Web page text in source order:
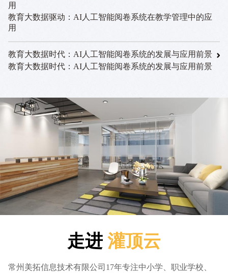
用
教育大数据驱动：AI人工智能阅卷系统在教学管理中的应
用
教育大数据时代：AI人工智能阅卷系统的发展与应用前景
教育大数据时代：AI人工智能阅卷系统的发展与应用前景
走进 灌顶云
常州美拓信息技术有限公司17年专注中小学、职业学校、